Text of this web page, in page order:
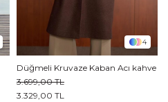
4
Düğmeli Kruvaze Kaban Acı kahve
3.329,00 TL
3.699,00 TL